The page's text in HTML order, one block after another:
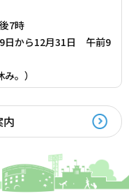
7時
日から12月31日 午前9
。）
内